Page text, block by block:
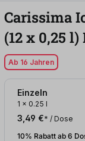
Carissima
(12x 0,25 l)
Ab 16 Jahren
Einzeln
1 x 0.25 l
3,49 €* / Dose
10% Rabatt ab 6